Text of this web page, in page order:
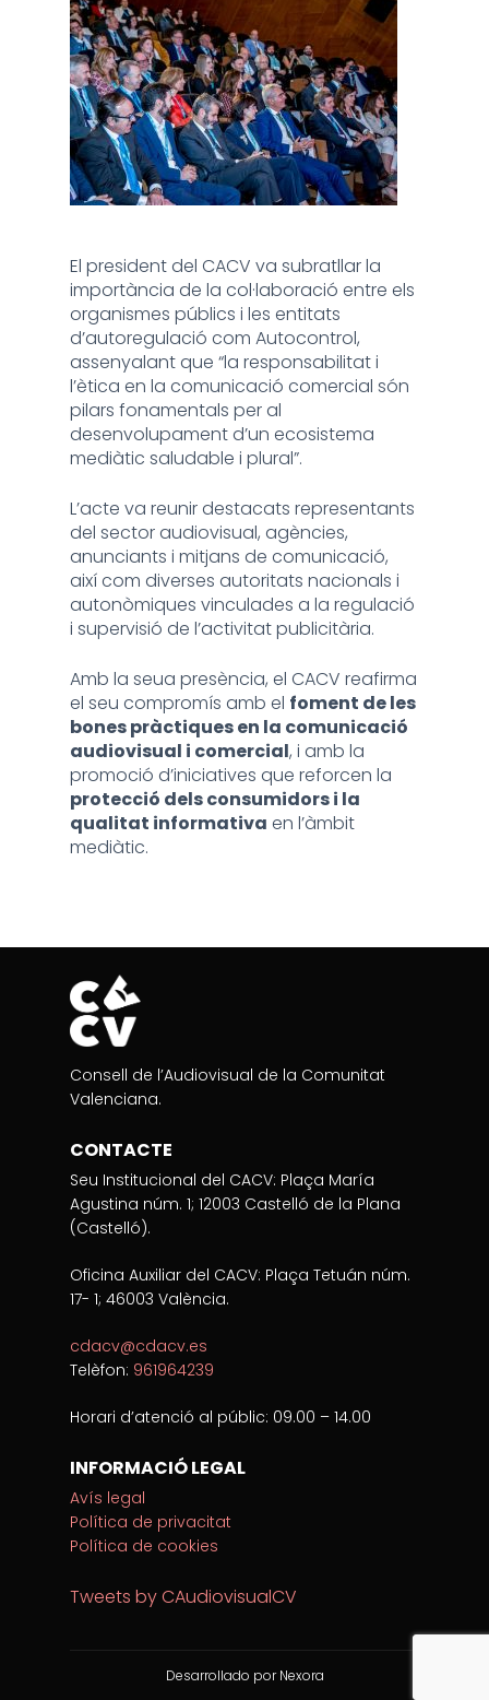
El president del CACV va subratllar la
importància de la col·laboració entre els
organismes públics i les entitats
d’autoregulació com Autocontrol,
assenyalant que “la responsabilitat i
l’ètica en la comunicació comercial són
pilars fonamentals per al
desenvolupament d’un ecosistema
mediàtic saludable i plural”.
L’acte va reunir destacats representants
del sector audiovisual, agències,
anunciants i mitjans de comunicació,
així com diverses autoritats nacionals i
autonòmiques vinculades a la regulació
i supervisió de l’activitat publicitària.
Amb la seua presència, el CACV reafirma
el seu compromís amb el foment de les
bones pràctiques en la comunicació
audiovisual i comercial, i amb la
promoció d’iniciatives que reforcen la
protecció dels consumidors i la
qualitat informativa en l’àmbit
mediàtic.
Consell de l’Audiovisual de la Comunitat
Valenciana.
CONTACTE
Seu Institucional del CACV: Plaça María
Agustina núm. 1; 12003 Castelló de la Plana
(Castelló).
Oficina Auxiliar del CACV: Plaça Tetuán núm.
17- 1; 46003 València.
cdacv@cdacv.es
Telèfon: 961964239
Horari d’atenció al públic: 09.00 – 14.00
INFORMACIÓ LEGAL
Avís legal
Política de privacitat
Política de cookies
Tweets by CAudiovisualCV
Desarrollado por Nexora